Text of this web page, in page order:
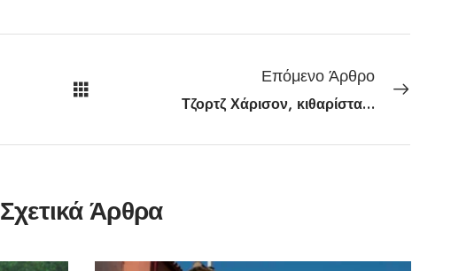
Επόμενο Άρθρο
Τζορτζ Χάρισον, κιθαρίστας και τραγουδιστής των Beatles
Σχετικά Άρθρα